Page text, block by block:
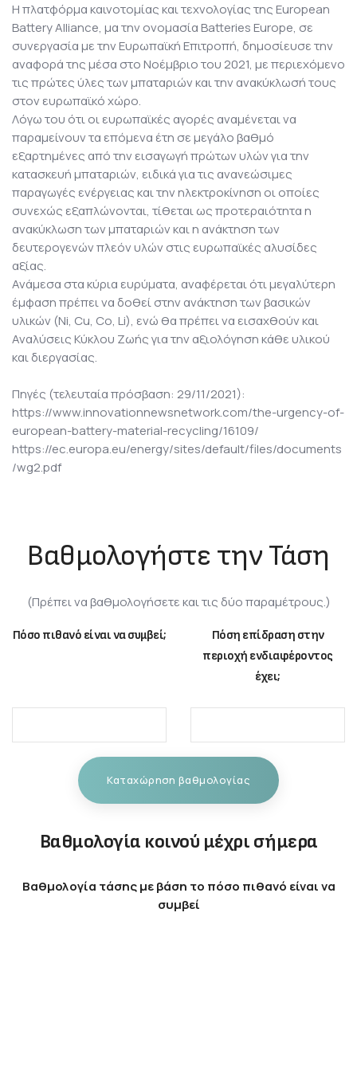
Η πλατφόρμα καινοτομίας και τεχνολογίας της European
Battery Alliance, μα την ονομασία Batteries Europe, σε
συνεργασία με την Ευρωπαϊκή Επιτροπή, δημοσίευσε την
αναφορά της μέσα στο Νοέμβριο του 2021, με περιεχόμενο
τις πρώτες ύλες των μπαταριών και την ανακύκλωσή τους
στον ευρωπαϊκό χώρο.
Λόγω του ότι οι ευρωπαϊκές αγορές αναμένεται να
παραμείνουν τα επόμενα έτη σε μεγάλο βαθμό
εξαρτημένες από την εισαγωγή πρώτων υλών για την
κατασκευή μπαταριών, ειδικά για τις ανανεώσιμες
παραγωγές ενέργειας και την ηλεκτροκίνηση οι οποίες
συνεχώς εξαπλώνονται, τίθεται ως προτεραιότητα η
ανακύκλωση των μπαταριών και η ανάκτηση των
δευτερογενών πλεόν υλών στις ευρωπαϊκές αλυσίδες
αξίας.
Ανάμεσα στα κύρια ευρύματα, αναφέρεται ότι μεγαλύτερη
έμφαση πρέπει να δοθεί στην ανάκτηση των βασικών
υλικών (Ni, Cu, Co, Li), ενώ θα πρέπει να εισαχθούν και
Αναλύσεις Κύκλου Ζωής για την αξιολόγηση κάθε υλικού
και διεργασίας.
Πηγές (τελευταία πρόσβαση: 29/11/2021):
https://www.innovationnewsnetwork.com/the-urgency-of-
european-battery-material-recycling/16109/
https://ec.europa.eu/energy/sites/default/files/documents
/wg2.pdf
Βαθμολογήστε την Τάση
(Πρέπει να βαθμολογήσετε και τις δύο παραμέτρους.)
Πόσο πιθανό είναι να συμβεί;
Πόση επίδραση στην
περιοχή ενδιαφέροντος
έχει;
Καταχώρηση βαθμολογίας
Βαθμολογία κοινού μέχρι σήμερα
Βαθμολογία τάσης με βάση το πόσο πιθανό είναι να
συμβεί